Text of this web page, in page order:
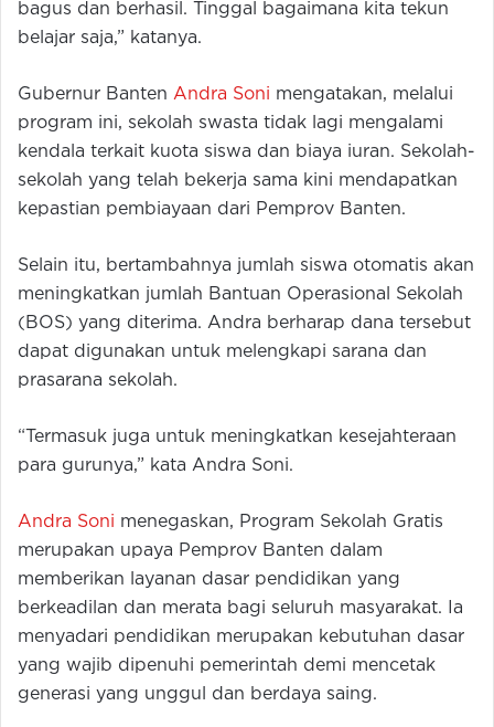
bagus dan berhasil. Tinggal bagaimana kita tekun
belajar saja,” katanya.
Gubernur Banten Andra Soni mengatakan, melalui
program ini, sekolah swasta tidak lagi mengalami
kendala terkait kuota siswa dan biaya iuran. Sekolah-
sekolah yang telah bekerja sama kini mendapatkan
kepastian pembiayaan dari Pemprov Banten.
Selain itu, bertambahnya jumlah siswa otomatis akan
meningkatkan jumlah Bantuan Operasional Sekolah
(BOS) yang diterima. Andra berharap dana tersebut
dapat digunakan untuk melengkapi sarana dan
prasarana sekolah.
“Termasuk juga untuk meningkatkan kesejahteraan
para gurunya,” kata Andra Soni.
Andra Soni menegaskan, Program Sekolah Gratis
merupakan upaya Pemprov Banten dalam
memberikan layanan dasar pendidikan yang
berkeadilan dan merata bagi seluruh masyarakat. Ia
menyadari pendidikan merupakan kebutuhan dasar
yang wajib dipenuhi pemerintah demi mencetak
generasi yang unggul dan berdaya saing.